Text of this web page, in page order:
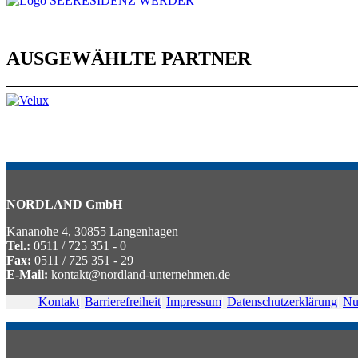
AUSGEWÄHLTE PARTNER
NORDLAND GmbH
Kananohe 4, 30855 Langenhagen
Tel.: 0511 / 725 351 - 0
Fax: 0511 / 725 351 - 29
E-Mail: kontakt@nordland-unternehmen.de
Kontakt Barrierefreiheit Impressum Datenschutzerklärung